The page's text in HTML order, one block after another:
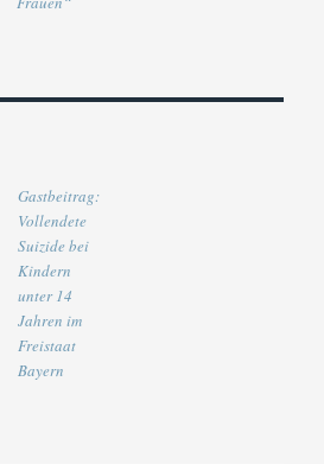
Gastbeitrag:
Vollendete
Suizide bei
Kindern
unter 14
Jahren im
Freistaat
Bayern